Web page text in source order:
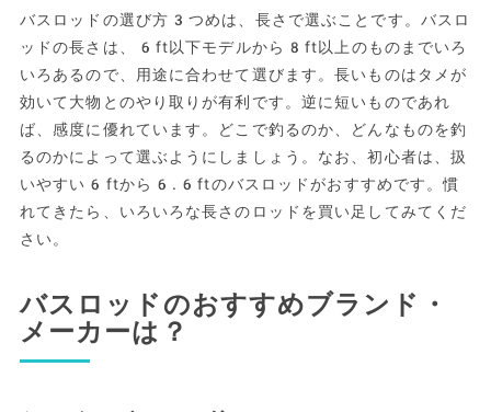
バスロッドの選び方3つめは、長さで選ぶことです。バスロ
ッドの長さは、6ft以下モデルから8ft以上のものまでいろ
いろあるので、用途に合わせて選びます。長いものはタメが
効いて大物とのやり取りが有利です。逆に短いものであれ
ば、感度に優れています。どこで釣るのか、どんなものを釣
るのかによって選ぶようにしましょう。なお、初心者は、扱
いやすい6ftから6.6ftのバスロッドがおすすめです。慣
れてきたら、いろいろな長さのロッドを買い足してみてくだ
さい。
バスロッドのおすすめブランド・
メーカーは？